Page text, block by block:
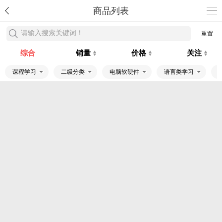
商品列表
请输入搜索关键词！ 重置
综合 销量 价格 关注
课程学习 二级分类 电脑软硬件 语言类学习